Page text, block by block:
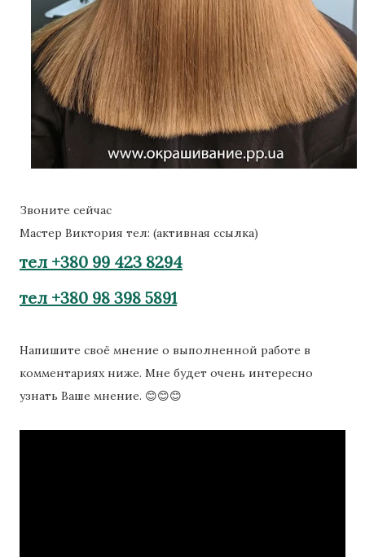
Звоните сейчас
Мастер Виктория тел: (активная ссылка)
тел +380 99 423 8294
тел +380 98 398 5891
Напишите своё мнение о выполненной работе в
комментариях ниже. Мне будет очень интересно
узнать Ваше мнение. 😊😊😊